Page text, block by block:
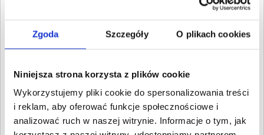
Zgoda Szczegóły O plikach cookies
Niniejsza strona korzysta z plików cookie
Wykorzystujemy pliki cookie do spersonalizowania treści
i reklam, aby oferować funkcje społecznościowe i
analizować ruch w naszej witrynie. Informacje o tym, jak
195,18 PLN
października 2024
Data wymagalności:
października 2024
22. Gospodarcze
Wartość:220,17 PLN
Data wymagalności:11